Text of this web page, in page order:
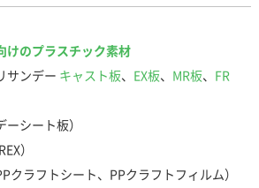
けのプラスチック素材
サンデー キャスト板、 EX板、 MR板、 FR
ーシート板）
）
クラフトシート、PPクラフトフィルム）